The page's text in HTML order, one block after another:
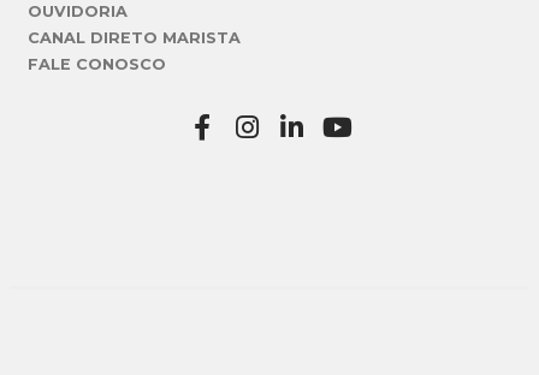
OUVIDORIA
CANAL DIRETO MARISTA
FALE CONOSCO